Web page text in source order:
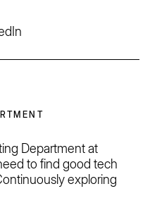
Department at
to find good tech
exploring